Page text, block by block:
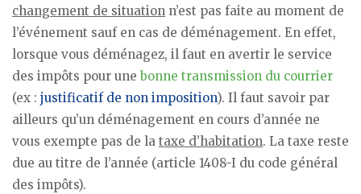
changement de situation n’est pas faite au moment de
l’événement sauf en cas de déménagement. En effet,
lorsque vous déménagez, il faut en avertir le service
des impôts pour unebonne transmission du courrier
(ex : justificatif de non imposition). Il faut savoir par
ailleurs qu’un déménagement en cours d’année ne
vous exempte pas de la taxe d’habitation. La taxe reste
due au titre de l’année (article 1408-I du code général
des impôts).